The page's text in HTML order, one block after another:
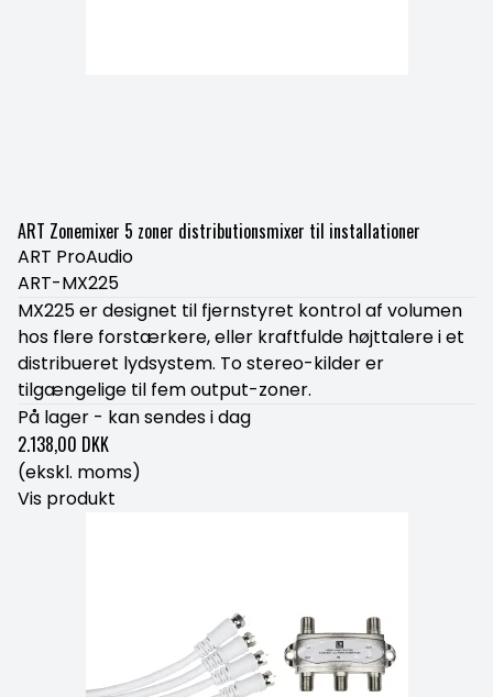
ART Zonemixer 5 zoner distributionsmixer til installationer
ART ProAudio
ART-MX225
MX225 er designet til fjernstyret kontrol af volumen
hos flere forstærkere, eller kraftfulde højttalere i et
distribueret lydsystem. To stereo-kilder er
tilgængelige til fem output-zoner.
På lager - kan sendes i dag
2.138,00 DKK
(ekskl. moms)
Vis produkt